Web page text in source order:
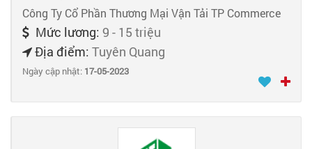
Công Ty Cổ Phần Thương Mại Vận Tải TP Commerce
Mức lương: 9 - 15 triệu
Địa điểm: Tuyên Quang
Ngày cập nhật: 17-05-2023